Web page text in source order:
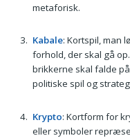
metaforisk.
Kabale: Kortspil, man
forhold, der skal gå
brikkerne skal falde
politiske spil og
Krypto: Kortform for
eller symboler